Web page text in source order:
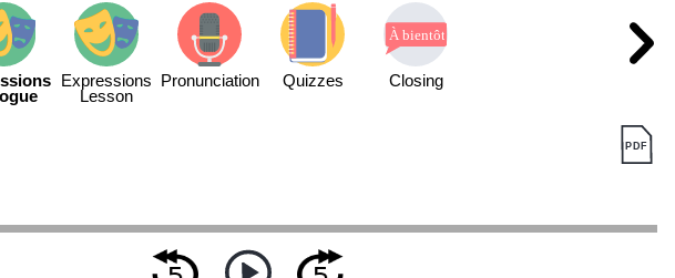
Expressions
Lesson
Pronunciation Quizzes Closing